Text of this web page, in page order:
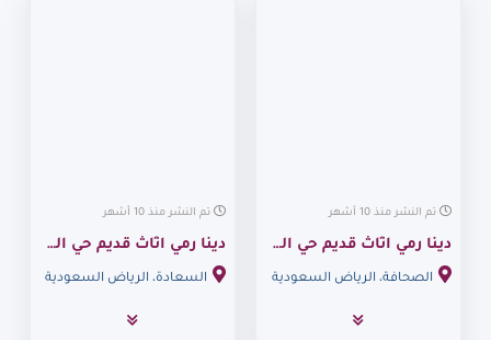
تم النشر منذ 10 أشهر
دينا رمي اثاث قديم حي الصحافة 0530099403
الصحافة، الرياض السعودية
تم النشر منذ 10 أشهر
دينا رمي اثاث قديم حي السعادة حي الفيحاء 0530099403
السعادة، الرياض السعودية